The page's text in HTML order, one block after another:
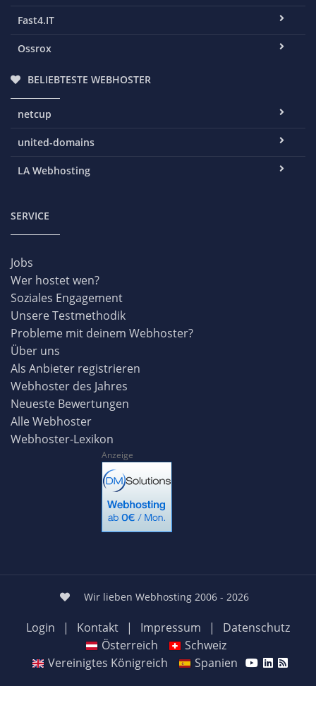
Fast4.IT
Ossrox
BELIEBTESTE WEBHOSTER
netcup
united-domains
LA Webhosting
SERVICE
Jobs
Wer hostet wen?
Soziales Engagement
Unsere Testmethodik
Probleme mit deinem Webhoster?
Über uns
Als Anbieter registrieren
Webhoster des Jahres
Neueste Bewertungen
Alle Webhoster
Webhoster-Lexikon
Anzeige
Wir lieben Webhosting 2006 - 2026
Login | Kontakt | Impressum |
Datenschutz
Österreich
Schweiz
Vereinigtes Königreich
Spanien